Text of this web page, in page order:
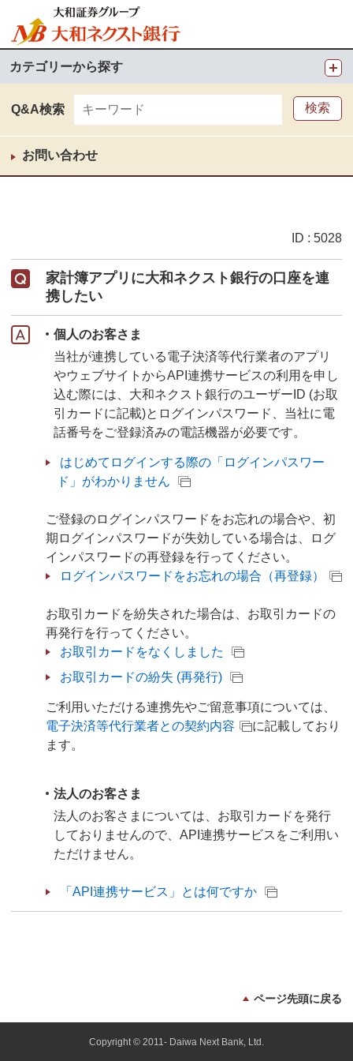
カテゴリーから探す
Q&A検索
お問い合わせ
ID : 5028
家計簿アプリに大和ネクスト銀行の口座を連
携したい
個人のお客さま
当社が連携している電子決済等代行業者のアプリ
やウェブサイトからAPI連携サービスの利用を申し
込む際には、大和ネクスト銀行のユーザーID (お取
引カードに記載)とログインパスワード、当社に電
話番号をご登録済みの電話機器が必要です。
はじめてログインする際の「ログインパスワー
ド」がわかりません
ご登録のログインパスワードをお忘れの場合や、初
期ログインパスワードが失効している場合は、ログ
インパスワードの再登録を行ってください。
ログインパスワードをお忘れの場合（再登録）
お取引カードを紛失された場合は、お取引カードの
再発行を行ってください。
お取引カードをなくしました
お取引カードの紛失 (再発行)
ご利用いただける連携先やご留意事項については、
電子決済等代行業者との契約内容
に記載しており
ます。
法人のお客さま
法人のお客さまについては、お取引カードを発行
しておりませんので、API連携サービスをご利用い
ただけません。
「API連携サービス」とは何ですか
ページ先頭に戻る
Copyright © 2011- Daiwa Next Bank, Ltd.